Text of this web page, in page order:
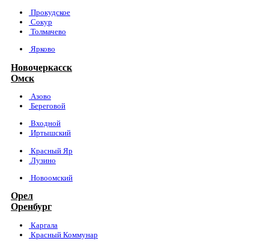
Прокудское
Сокур
Толмачево
Ярково
Новочеркасск
Омск
Азово
Береговой
Входной
Иртышский
Красный Яр
Лузино
Новоомский
Орел
Оренбург
Каргала
Красный Коммунар